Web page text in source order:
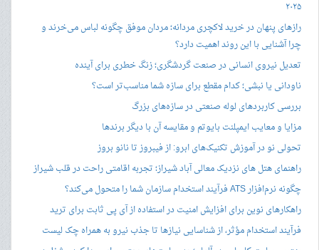
۲۰۲۵
رازهای پنهان در خرید لاکچری مردانه؛ مردان موفق چگونه لباس می‌خرند و
چرا آشنایی با این روند اهمیت دارد؟
تعدیل نیروی انسانی در صنعت گردشگری؛ زنگ خطری برای آینده
ناودانی یا نبشی؛ کدام مقطع برای سازه شما مناسب‌تر است؟
بررسی کاربردهای لوله صنعتی در سازه‌های بزرگ
مزایا و معایب ایمپلنت بایوتم و مقایسه آن با دیگر برندها
تحولی نو در آموزش تکنیک‌های ابرو: از فیبروز تا نانو بروز
راهنمای هتل های نزدیک معالی آباد شیراز؛ تجربه اقامتی راحت در قلب شیراز
چگونه نرم‌افزار ATS فرآیند استخدام سازمان شما را متحول می‌کند؟
راهکارهای نوین برای افزایش امنیت در استفاده از آی پی ثابت برای ترید
فرآیند استخدام مؤثر، از شناسایی نیازها تا جذب نیرو به همراه چک لیست